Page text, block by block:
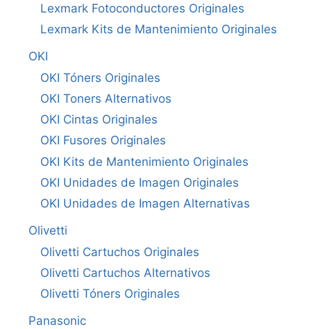
Lexmark Fotoconductores Originales
Lexmark Kits de Mantenimiento Originales
OKI
OKI Tóners Originales
OKI Toners Alternativos
OKI Cintas Originales
OKI Fusores Originales
OKI Kits de Mantenimiento Originales
OKI Unidades de Imagen Originales
OKI Unidades de Imagen Alternativas
Olivetti
Olivetti Cartuchos Originales
Olivetti Cartuchos Alternativos
Olivetti Tóners Originales
Panasonic